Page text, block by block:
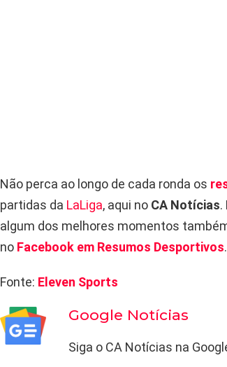
Não perca ao longo de cada ronda os
partidas da LaLiga, aqui no CA Notícias.
algum dos melhores momentos
no Facebook em Resumos Desportivos.
Fonte: Eleven Sports
Google Notícias
Siga o CA Notícias na